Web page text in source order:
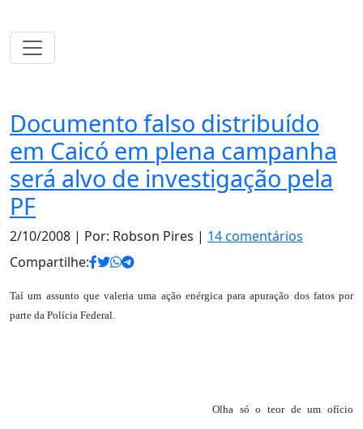
Documento falso distribuído
em Caicó em plena campanha
será alvo de investigação pela
PF
2/10/2008 | Por: Robson Pires | 14 comentários
Compartilhe:
Taí um assunto que valeria uma ação enérgica para apuração dos fatos por
parte da Polícia Federal.
Olha só o teor de um ofício